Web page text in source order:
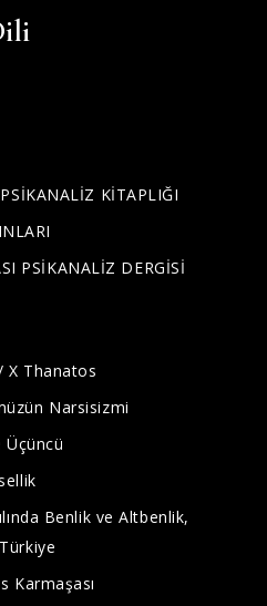
KİTAPLIĞI
PSİKANALİZ DERGİSİ
X Thanatos
Narsisizmi
Üçüncü
Benlik ve Altbenlik,
Karmaşası